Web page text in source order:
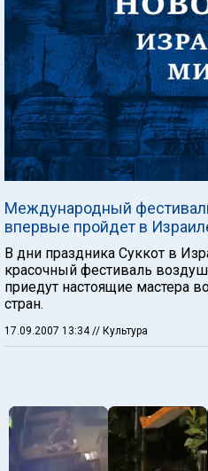
Международный
впервые пройдет в
В дни праздника Суккот в
красочный фестиваль
приедут настоящие мастера
стран.
17.09.2007 13:34 // Культура